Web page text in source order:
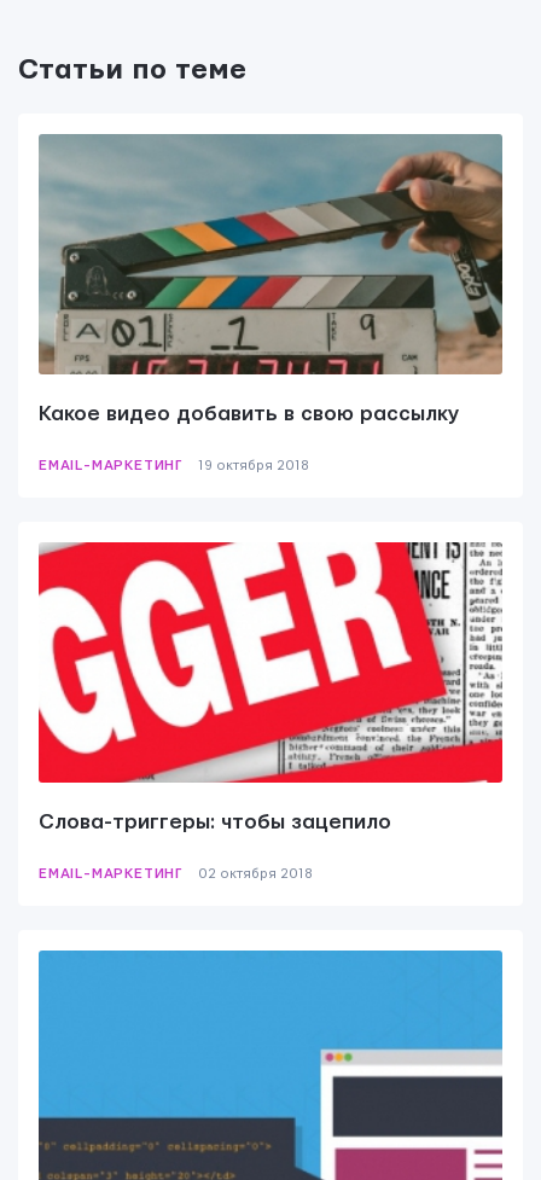
Статьи по теме
Какое видео добавить в свою рассылку
EMAIL-МАРКЕТИНГ 19 октября 2018
Слова-триггеры: чтобы зацепило
EMAIL-МАРКЕТИНГ 02 октября 2018